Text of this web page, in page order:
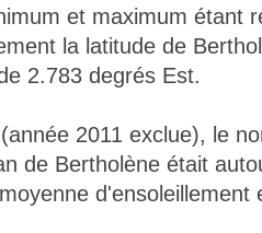
et maximum étant
la latitude de
2.783 degrés Est.
2011 exclue), le
de Bertholène était
d'ensoleillement